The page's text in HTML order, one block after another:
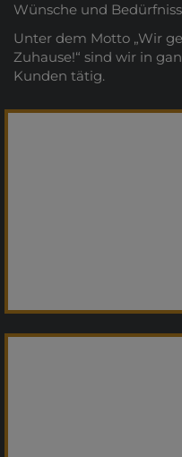
Wünsche und
Unter dem Motto „Wir
Zuhause!“ sind wir in
Kunden tätig.